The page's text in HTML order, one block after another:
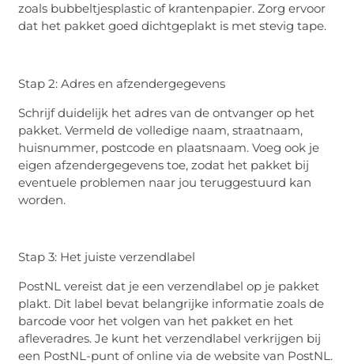
zoals bubbeltjesplastic of krantenpapier. Zorg ervoor
dat het pakket goed dichtgeplakt is met stevig tape.
Stap 2: Adres en afzendergegevens
Schrijf duidelijk het adres van de ontvanger op het
pakket. Vermeld de volledige naam, straatnaam,
huisnummer, postcode en plaatsnaam. Voeg ook je
eigen afzendergegevens toe, zodat het pakket bij
eventuele problemen naar jou teruggestuurd kan
worden.
Stap 3: Het juiste verzendlabel
PostNL vereist dat je een verzendlabel op je pakket
plakt. Dit label bevat belangrijke informatie zoals de
barcode voor het volgen van het pakket en het
afleveradres. Je kunt het verzendlabel verkrijgen bij
een PostNL-punt of online via de website van PostNL.